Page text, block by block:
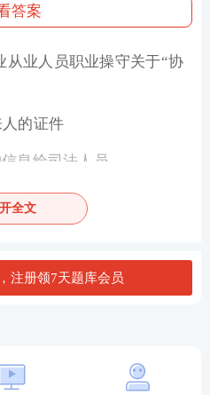
答案
从业人员职业操守关于“协
的证件
息给司法人员
答案
信息不包括()。
全文
注册领7天题库会员